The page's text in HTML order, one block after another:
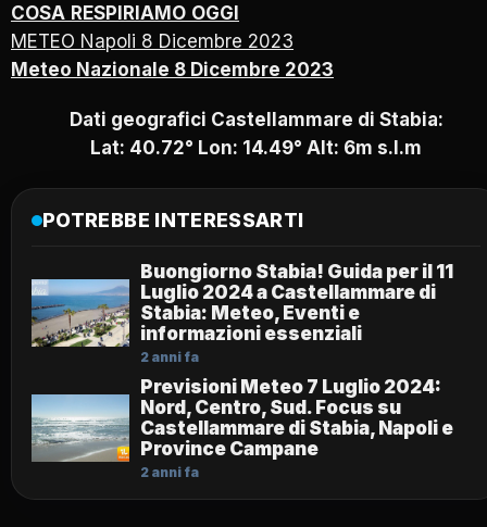
COSA RESPIRIAMO OGGI
METEO Napoli 8 Dicembre 2023
Meteo Nazionale 8 Dicembre 2023
Dati geografici Castellammare di Stabia:
Lat: 40.72° Lon: 14.49° Alt: 6m s.l.m
POTREBBE INTERESSARTI
Buongiorno Stabia! Guida per il 11
Luglio 2024 a Castellammare di
Stabia: Meteo, Eventi e
informazioni essenziali
2 anni fa
Previsioni Meteo 7 Luglio 2024:
Nord, Centro, Sud. Focus su
Castellammare di Stabia, Napoli e
Province Campane
2 anni fa